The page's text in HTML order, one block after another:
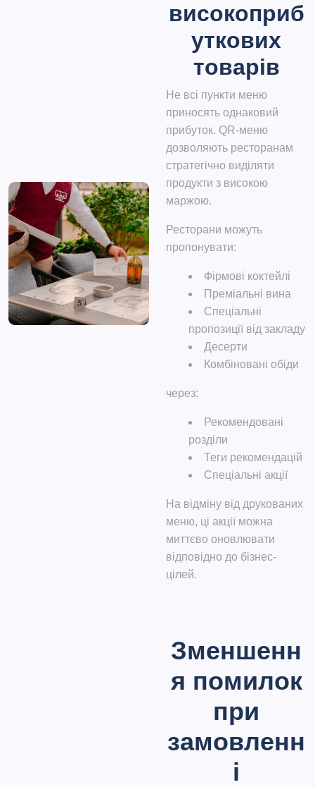
високоприб
уткових
товарів
Не всі пункти меню
приносять однаковий
прибуток. QR-меню
дозволяють ресторанам
стратегічно виділяти
продукти з високою
маржою.
Ресторани можуть
пропонувати:
Фірмові коктейлі
Преміальні вина
Спеціальні
пропозиції від закладу
Десерти
Комбіновані обіди
через:
Рекомендовані
розділи
Теги рекомендацій
Спеціальні акції
На відміну від друкованих
меню, ці акції можна
миттєво оновлювати
відповідно до бізнес-
цілей.
Зменшенн
я помилок
при
замовленн
і